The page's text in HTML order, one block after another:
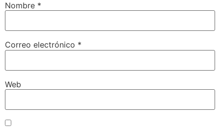
Nombre *
Correo electrónico *
Web